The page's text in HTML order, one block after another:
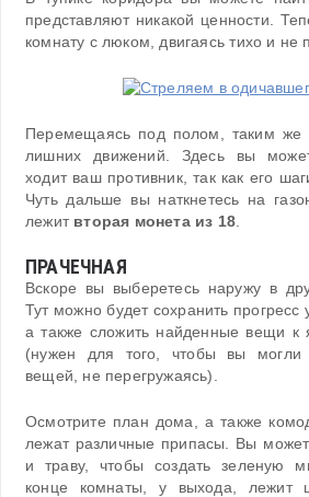
представляют никакой ценности.
комнату с люком, двигаясь тихо и не
Перемещаясь под полом, таким же
лишних движений. Здесь вы
ходит ваш противник, так как его
Чуть дальше вы наткнетесь на
лежит вторая монета из 18.
ПРАЧЕЧНАЯ
Вскоре вы выберетесь наружу в
Тут можно будет сохранить
а также сложить найденные вещи к
(нужен для того, чтобы вы могли
вещей, не перегружаясь).
Осмотрите план дома, а также
лежат различные припасы. Вы
и траву, чтобы создать зеленую
конце комнаты, у выхода, лежит